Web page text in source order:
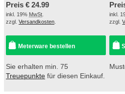
Preis € 24.99
inkl. 19% MwSt
zzgl. Versandkosten
Meterware bestellen
Sie erhalten min. 75
Treuepunkte für diesen Einkauf.
inkl.
zzgl.